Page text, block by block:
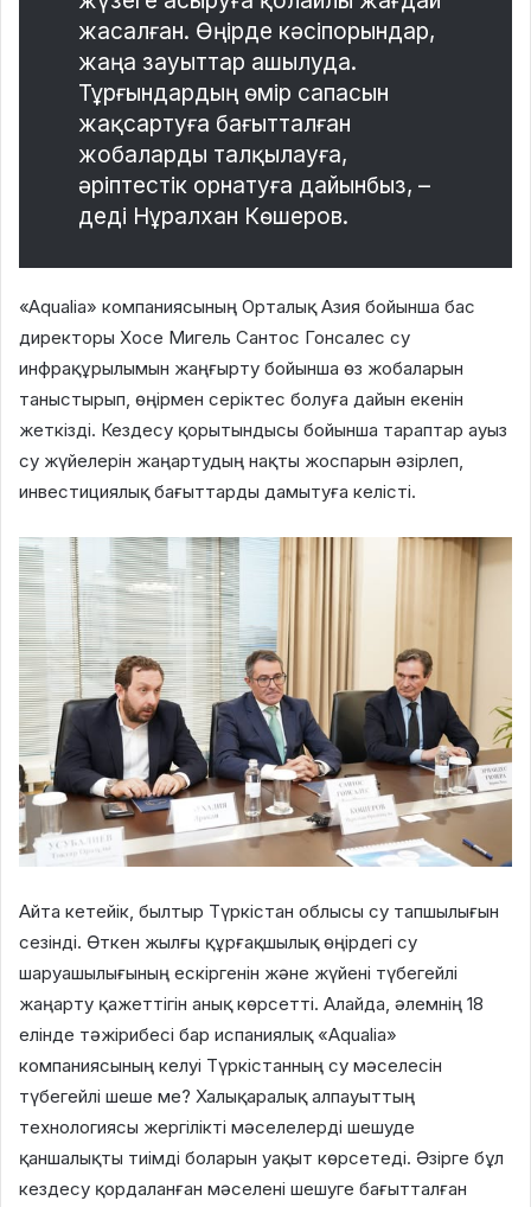
жасалған. Өңірде кәсіпорындар,
жаңа зауыттар ашылуда.
Тұрғындардың өмір сапасын
жақсартуға бағытталған
жобаларды талқылауға,
әріптестік орнатуға дайынбыз, –
деді Нұралхан Көшеров.
«Aqualia» компаниясының Орталық Азия бойынша бас
директоры Хосе Мигель Сантос Гонсалес су
инфрақұрылымын жаңғырту бойынша өз жобаларын
таныстырып, өңірмен серіктес болуға дайын екенін
жеткізді. Кездесу қорытындысы бойынша тараптар ауыз
су жүйелерін жаңартудың нақты жоспарын әзірлеп,
инвестициялық бағыттарды дамытуға келісті.
Айта кетейік, былтыр Түркістан облысы су тапшылығын
сезінді. Өткен жылғы құрғақшылық өңірдегі су
шаруашылығының ескіргенін және жүйені түбегейлі
жаңарту қажеттігін анық көрсетті. Алайда, әлемнің 18
елінде тәжірибесі бар испаниялық «Aqualia»
компаниясының келуі Түркістанның су мәселесін
түбегейлі шеше ме? Халықаралық алпауыттың
технологиясы жергілікті мәселелерді шешуде
қаншалықты тиімді боларын уақыт көрсетеді. Әзірге бұл
кездесу қордаланған мәселені шешуге бағытталған